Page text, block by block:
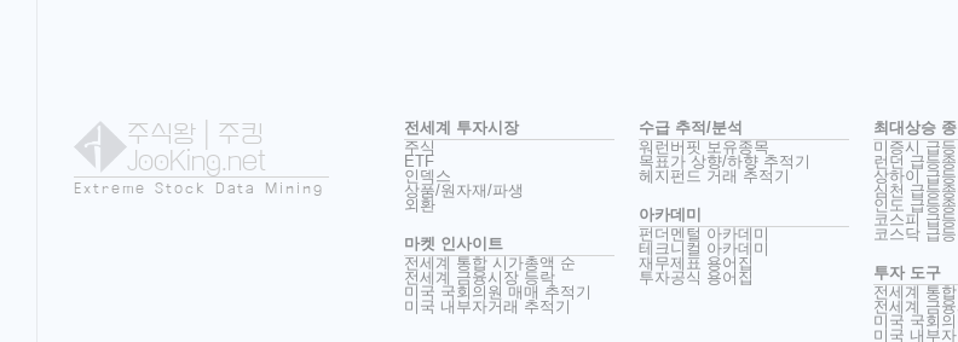
주식왕 | 주킹
JooKing.net
Extreme Stock Data Mining
전세계 투자시장
주식
ETF
인덱스
상품/원자재/파생
외환
마켓 인사이트
전세계 통합 시가총액 순
전세계 금융시장 등락
미국 국회의원 매매 추적기
미국 내부자거래 추적기
수급 추적/분석
워런버핏 보유종목
목표가 상향/하향 추적기
헤지펀드 거래 추적기
아카데미
펀더멘털 아카데미
테크니컬 아카데미
재무제표 용어집
투자공식 용어집
최대상승
미증시 급
런던 급등
상하이 급
심천 급등
인도 급등
코스피 급
코스닥 급
투자 도구
전세계 통
전세계 금
미국 국회
미국 내부